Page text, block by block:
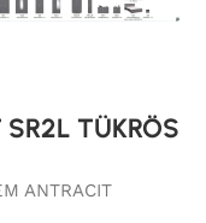
TÜKRÖS
ANTRACIT